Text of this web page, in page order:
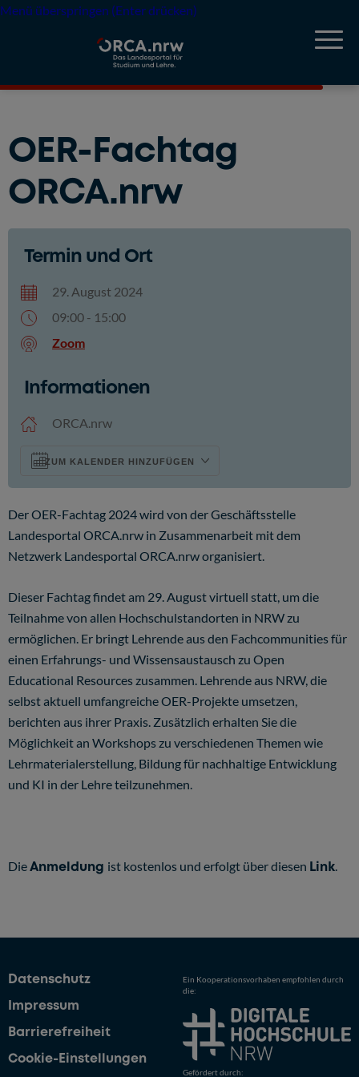
Menü überspringen (Enter drücken)
OER-Fachtag
ORCA.nrw
Termin und Ort
29. August 2024
09:00 - 15:00
Zoom
ZUM KALENDER HINZUFÜGEN
ICS herunterladen
Informationen
ORCA.nrw
Der OER-Fachtag 2024 wird von der Geschäftsstelle
Landesportal ORCA.nrw in Zusammenarbeit mit dem
Netzwerk Landesportal ORCA.nrw organisiert.
Dieser Fachtag findet am 29. August virtuell statt, um die
Teilnahme von allen Hochschulstandorten in NRW zu
ermöglichen. Er bringt Lehrende aus den Fachcommunities für
einen Erfahrungs- und Wissensaustausch zu Open
Educational Resources zusammen. Lehrende aus NRW, die
selbst aktuell umfangreiche OER-Projekte umsetzen,
berichten aus ihrer Praxis. Zusätzlich erhalten Sie die
Möglichkeit an Workshops zu verschiedenen Themen wie
Lehrmaterialerstellung, Bildung für nachhaltige Entwicklung
und KI in der Lehre teilzunehmen.
DieAnmeldung ist kostenlos und erfolgt über diesen Link.
Datenschutz
Impressum
Barrierefreiheit
Cookie-Einstellungen
Ein Kooperationsvorhaben empfohlen durch
die:
Gefördert durch: